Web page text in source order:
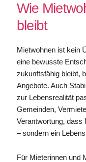
Wie
bleibt
Mietwohnen ist kein
eine bewusste
zukunftsfähig bleibt,
Angebote. Auch
zur Lebensrealität
Gemeinden,
Verantwortung, dass
– sondern ein
Für Mieterinnen und